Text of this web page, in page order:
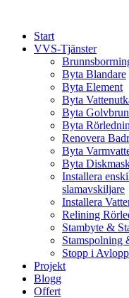
contentStart
VVS-Tjänster
Byta Blandare
Byta Element
Byta
Byta
Byta
Renovera
Byta
Byta
Installera
slamavskiljare
Installera
Relining
Stambyte &
Stamspolning
Stopp i
Projekt
Blogg
Offert